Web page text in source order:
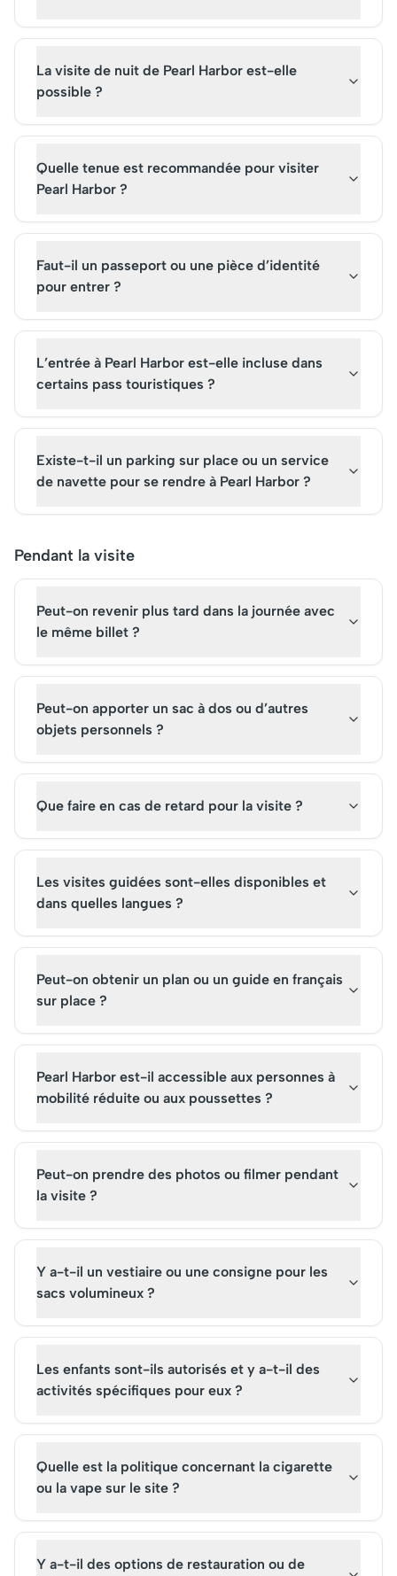
La visite de nuit de Pearl Harbor est-elle
possible ?
Quelle tenue est recommandée pour visiter
Pearl Harbor ?
Faut-il un passeport ou une pièce d’identité
pour entrer ?
L’entrée à Pearl Harbor est-elle incluse dans
certains pass touristiques ?
Existe-t-il un parking sur place ou un service
de navette pour se rendre à Pearl Harbor ?
Pendant la visite
Peut-on revenir plus tard dans la journée avec
le même billet ?
Peut-on apporter un sac à dos ou d’autres
objets personnels ?
Que faire en cas de retard pour la visite ?
Les visites guidées sont-elles disponibles et
dans quelles langues ?
Peut-on obtenir un plan ou un guide en français
sur place ?
Pearl Harbor est-il accessible aux personnes à
mobilité réduite ou aux poussettes ?
Peut-on prendre des photos ou filmer pendant
la visite ?
Y a-t-il un vestiaire ou une consigne pour les
sacs volumineux ?
Les enfants sont-ils autorisés et y a-t-il des
activités spécifiques pour eux ?
Quelle est la politique concernant la cigarette
ou la vape sur le site ?
Y a-t-il des options de restauration ou de